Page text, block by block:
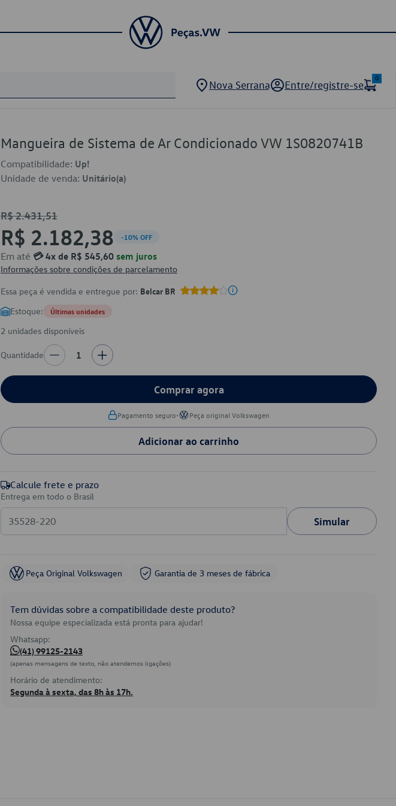
Nova Serrana Entre/registre-se
0
Mangueira de Sistema de Ar Condicionado VW 1S0820741B
Compatibilidade: Up!
Unidade de venda: Unitário(a)
R$ 2.431,51
R$ 2.182,38 -10% OFF
Em até 💳 4x de R$ 545,60 sem juros
Informações sobre condições de parcelamento
Essa peça é vendida e entregue por: Belcar BR
Estoque: Últimas unidades
2 unidades disponíveis
Quantidade 1
Comprar agora
Pagamento seguro• Peça original Volkswagen
Adicionar ao carrinho
Calcule frete e prazo
Entrega em todo o Brasil
Simular
Peça Original Volkswagen Garantia de 3 meses de fábrica
Tem dúvidas sobre a compatibilidade deste produto?
Nossa equipe especializada está pronta para ajudar!
Whatsapp:
(41) 99125-2143
(apenas mensagens de texto, não atendemos ligações)
Horário de atendimento:
Segunda à sexta, das 8h às 17h.